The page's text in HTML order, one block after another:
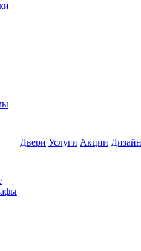
Двери Услуги Акции